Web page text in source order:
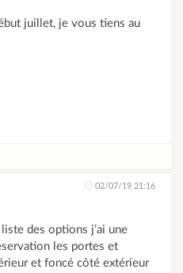
juillet, je vous tiens au
02/07/19 21:16
des options j’ai une
les portes et
et foncé côté extérieur